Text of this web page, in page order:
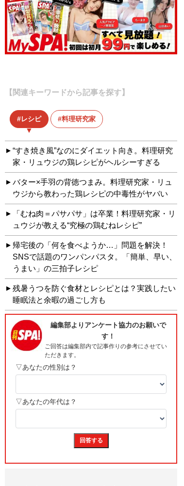
【関連キーワードから記事を探す】
レシピ 料理研究家
“すき焼き風”なのにダイエット向き。料理研究
家・リュウジの鶏レシピがヘルシーすぎる
バター×手羽の背徳つまみ。料理研究家・リュ
ウジから教わった鶏レシピの中毒性がヤバい
「むね肉＝パサパサ」は卒業！料理研究家・リ
ュウジが教える“究極の鶏むねレシピ”
帰宅後の「何を食べようか…」問題を解決！
SNSで話題のワンパンパスタ。「簡単、早い、
うまい」の三拍子レシピ
残暑うつを防ぐ食材とレシピとは？実践したい
睡眠法と余暇の過ごし方も